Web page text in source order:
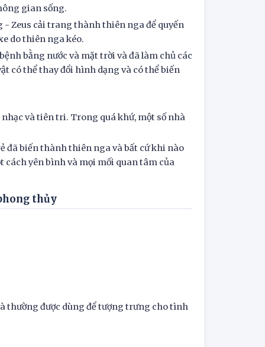
gian sống.
- Zeus cải trang thành thiên nga để quyến
do thiên nga kéo.
bằng nước và mặt trời và đã làm chủ các
có thể thay đổi hình dạng và có thể biến
và tiên tri. Trong quá khứ, một số nhà
đã biến thành thiên nga và bất cứ khi nào
yên bình và mọi mối quan tâm của
thủy
thường được dùng để tượng trưng cho tình